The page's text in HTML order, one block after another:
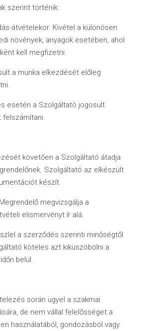
szerint történik:
átvételekor. Kivétel a különösen
növények, anyagok esetében, ahol
kell megfizetni.
a munka elkezdését előleg
esetén a Szolgáltató jogosult
felszámítani.
követően a Szolgáltató átadja
Szolgáltató az elkészült
készít.
megvizsgálja a
elismervényt ír alá.
a szerződés szerinti minőségtől
köteles azt kiküszöbölni a
belül.
során ügyel a szakmai
de nem vállal felelősséget a
használatából, gondozásból vagy